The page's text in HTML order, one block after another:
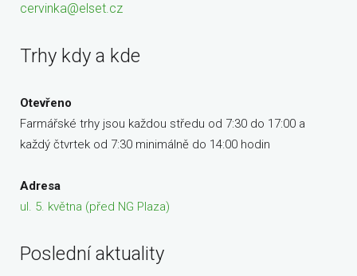
cervinka@elset.cz
Trhy kdy a kde
Otevřeno
Farmářské trhy jsou každou středu od 7:30 do 17:00 a
každý čtvrtek od 7:30 minimálně do 14:00 hodin
Adresa
ul. 5. května (před NG Plaza)
Poslední aktuality